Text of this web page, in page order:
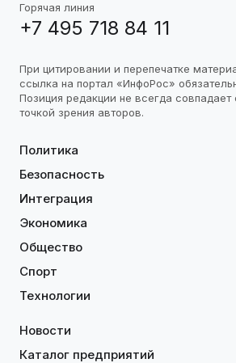
Горячая линия
+7 495 718 84 11
При цитировании и перепечатке
ссылка на портал «ИнфоРос»
Позиция редакции не всегда совпадает
точкой зрения авторов.
Политика
Безопасность
Интеграция
Экономика
Общество
Спорт
Технологии
Новости
Каталог предприятий